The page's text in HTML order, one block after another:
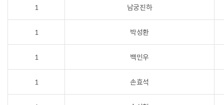
1 남궁진하
1 박성환
1 백민우
1 손효석